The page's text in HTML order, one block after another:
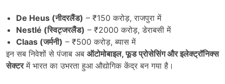
De Heus (नीदरलैंड) – ₹150 करोड़, राजपुरा में
Nestlé (स्विट्जरलैंड) – ₹2000 करोड़, डेराबसी में
Claas (जर्मनी) – ₹500 करोड़, ब्यास में
इन सब निवेशों से पंजाब अब ऑटोमोबाइल,फूड प्रोसेसिंग और इलेक्ट्रॉनिक्स
सेक्टरमें भारत का उभरता हुआ औद्योगिक केंद्र बन गया है।